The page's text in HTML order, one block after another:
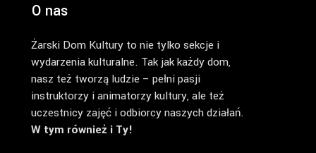
O nas
Żarski Dom Kultury to nie tylko sekcje i
wydarzenia kulturalne. Tak jak każdy dom,
nasz też tworzą ludzie – pełni pasji
instruktorzy i animatorzy kultury, ale też
uczestnicy zajęć i odbiorcy naszych działań.
W tym również i Ty!